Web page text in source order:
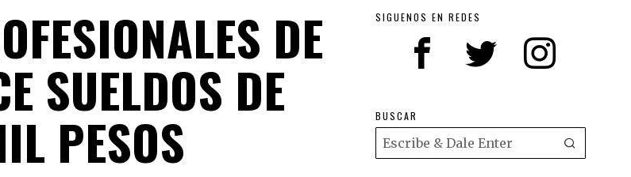
DE
SUELDOS DE
PESOS
SIGUENOS EN REDES
BUSCAR